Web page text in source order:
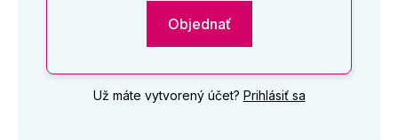
Objednať
Už máte vytvorený účet? Prihlásiť sa